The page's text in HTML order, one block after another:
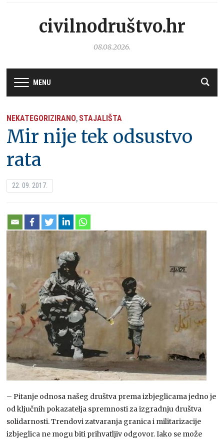
civilnodruštvo.hr
08.08.2026.
MENU
NEKATEGORIZIRANO, STAJALIŠTA
Mir nije tek odsustvo
rata
22. 09. 2017.
– Pitanje odnosa našeg društva prema izbjeglicama jedno je
od ključnih pokazatelja spremnosti za izgradnju društva
solidarnosti. Trendovi zatvaranja granica i militarizacije
izbjeglica ne mogu biti prihvatljiv odgovor. Iako se može